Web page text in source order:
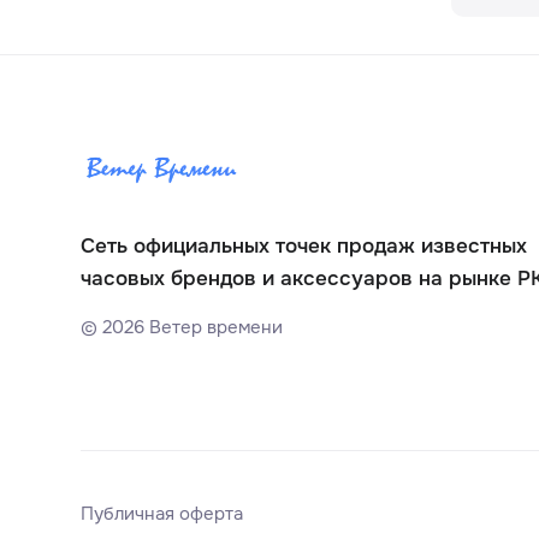
Сеть официальных точек продаж известных
часовых брендов и аксессуаров на рынке
©2026 Ветер времени
Публичная оферта